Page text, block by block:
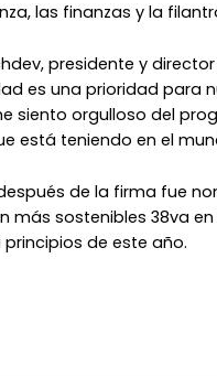
las finanzas y la
presidente y
es una prioridad para
siento orgulloso del
está teniendo en el
de la firma fue
más sostenibles 38va
principios de este año.